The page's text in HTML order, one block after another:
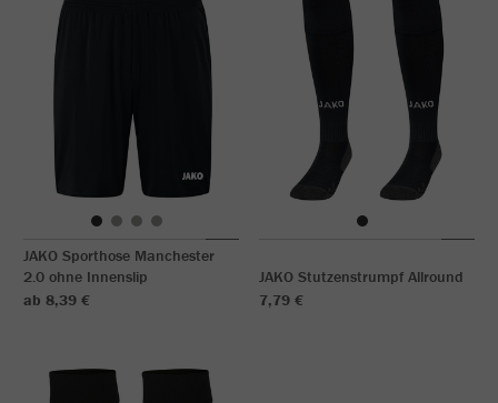
JAKO Sporthose Manchester
2.0 ohne Innenslip
ab 8,39 €
JAKO Stutzenstrumpf Allround
7,79 €